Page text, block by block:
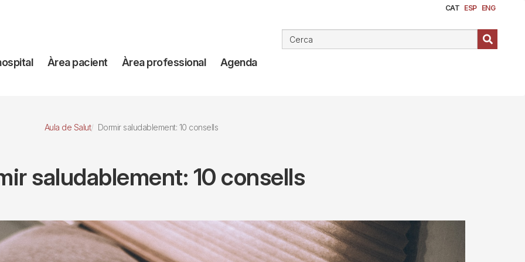
CAT ESP ENG
Àrea pacient Àrea professional Agenda
Aula de Salut Dormir saludablement: 10 consells
saludablement: 10 consells